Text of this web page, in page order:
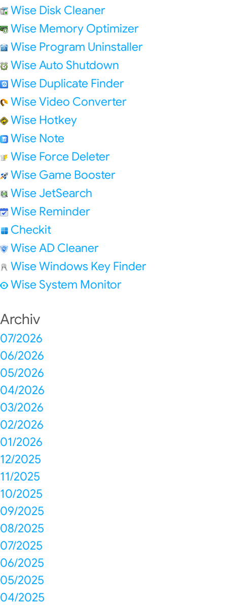
Wise Disk Cleaner
Wise Memory Optimizer
Wise Program Uninstaller
Wise Auto Shutdown
Wise Duplicate Finder
Wise Video Converter
Wise Hotkey
Wise Note
Wise Force Deleter
Wise Game Booster
Wise JetSearch
Wise Reminder
Checkit
Wise AD Cleaner
Wise Windows Key Finder
Wise System Monitor
Archiv
07/2026
06/2026
05/2026
04/2026
03/2026
02/2026
01/2026
12/2025
11/2025
10/2025
09/2025
08/2025
07/2025
06/2025
05/2025
04/2025